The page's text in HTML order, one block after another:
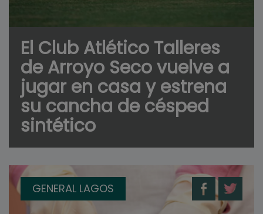
El Club Atlético Talleres
de Arroyo Seco vuelve a
jugar en casa y estrena
su cancha de césped
sintético
GENERAL LAGOS